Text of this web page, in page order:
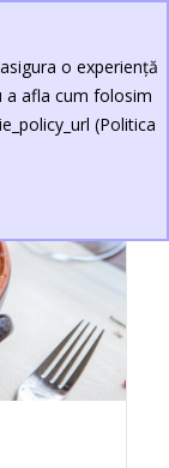
o experiență
a afla cum folosim
(Politica